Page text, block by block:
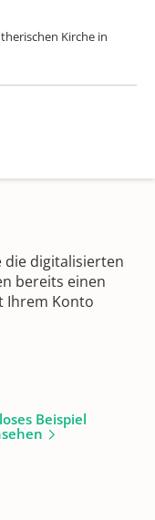
Kirche in
die digitalisierten
bereits einen
Ihrem Konto
Beispiel